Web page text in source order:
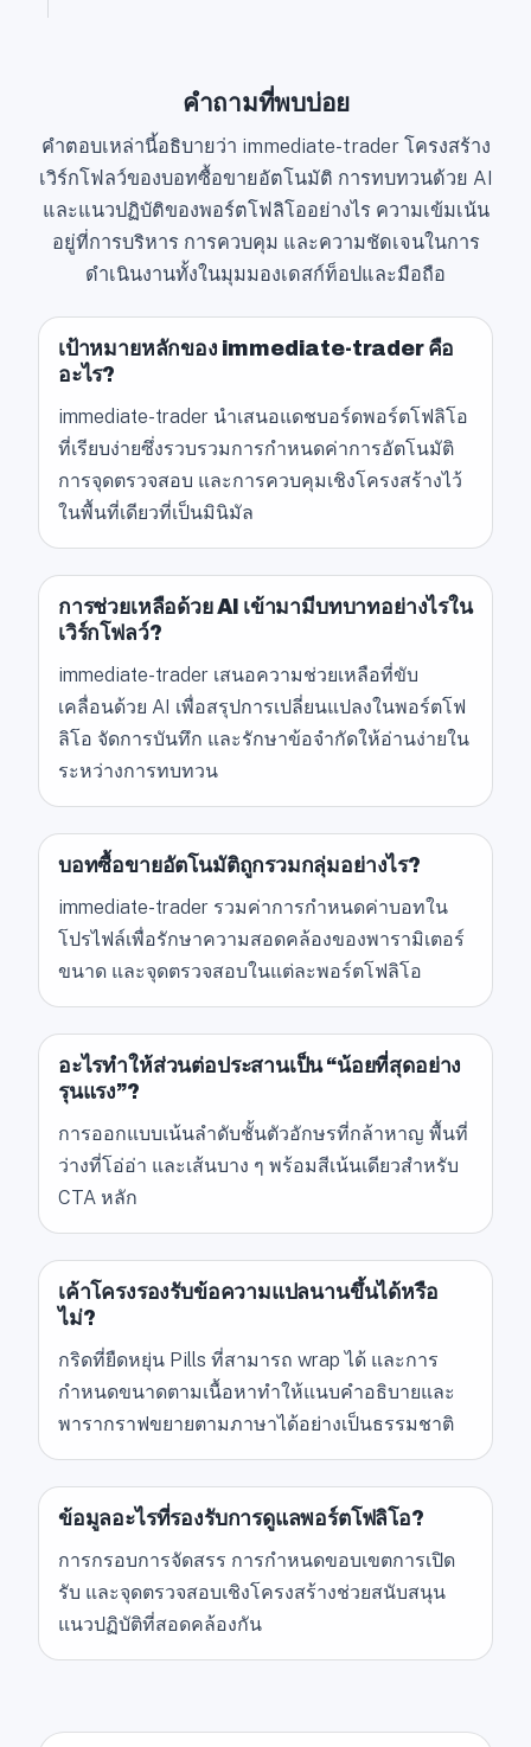
คำถามที่พบบ่อย
คำตอบเหล่านี้อธิบายว่า immediate-trader โครงสร้าง
เวิร์กโฟลว์ของบอทซื้อขายอัตโนมัติ การทบทวนด้วย AI
และแนวปฏิบัติของพอร์ตโฟลิโออย่างไร ความเข้มเน้น
อยู่ที่การบริหาร การควบคุม และความชัดเจนในการ
ดำเนินงานทั้งในมุมมองเดสก์ท็อปและมือถือ
เป้าหมายหลักของ immediate-trader คือ
อะไร?
immediate-trader นำเสนอแดชบอร์ดพอร์ตโฟลิโอ
ที่เรียบง่ายซึ่งรวบรวมการกำหนดค่าการอัตโนมัติ
การจุดตรวจสอบ และการควบคุมเชิงโครงสร้างไว้
ในพื้นที่เดียวที่เป็นมินิมัล
การช่วยเหลือด้วย AI เข้ามามีบทบาทอย่างไรใน
เวิร์กโฟลว์?
immediate-trader เสนอความช่วยเหลือที่ขับ
เคลื่อนด้วย AI เพื่อสรุปการเปลี่ยนแปลงในพอร์ตโฟ
ลิโอ จัดการบันทึก และรักษาข้อจำกัดให้อ่านง่ายใน
ระหว่างการทบทวน
บอทซื้อขายอัตโนมัติถูกรวมกลุ่มอย่างไร?
immediate-trader รวมค่าการกำหนดค่าบอทใน
โปรไฟล์เพื่อรักษาความสอดคล้องของพารามิเตอร์
ขนาด และจุดตรวจสอบในแต่ละพอร์ตโฟลิโอ
อะไรทำให้ส่วนต่อประสานเป็น “น้อยที่สุดอย่าง
รุนแรง”?
การออกแบบเน้นลำดับชั้นตัวอักษรที่กล้าหาญ พื้นที่
ว่างที่โอ่อ่า และเส้นบาง ๆ พร้อมสีเน้นเดียวสำหรับ
CTA หลัก
เค้าโครงรองรับข้อความแปลนานขึ้นได้หรือ
ไม่?
กริดที่ยืดหยุ่น Pills ที่สามารถ wrap ได้ และการ
กำหนดขนาดตามเนื้อหาทำให้แนบคำอธิบายและ
พารากราฟขยายตามภาษาได้อย่างเป็นธรรมชาติ
ข้อมูลอะไรที่รองรับการดูแลพอร์ตโฟลิโอ?
การกรอบการจัดสรร การกำหนดขอบเขตการเปิด
รับ และจุดตรวจสอบเชิงโครงสร้างช่วยสนับสนุน
แนวปฏิบัติที่สอดคล้องกัน